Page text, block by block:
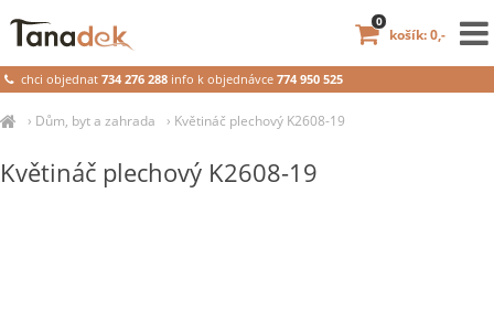
› Dům, byt a zahrada › Květináč plechový K2608-19
Květináč plechový K2608-19
chci objednat734 276 288 info k objednávce 774 950 525
košík: 0,-
0